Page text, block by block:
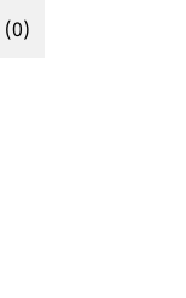
(0)